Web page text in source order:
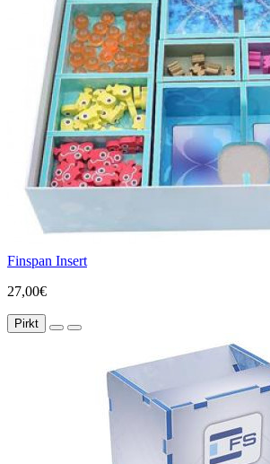
Finspan Insert
27,00€
Pirkt